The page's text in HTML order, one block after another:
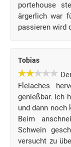
portehouse
ärgerlich war
passieren wird
Tobias
Fleiaches
genießbar. Ich
und dann noch
Beim
Schwein
versucht zu